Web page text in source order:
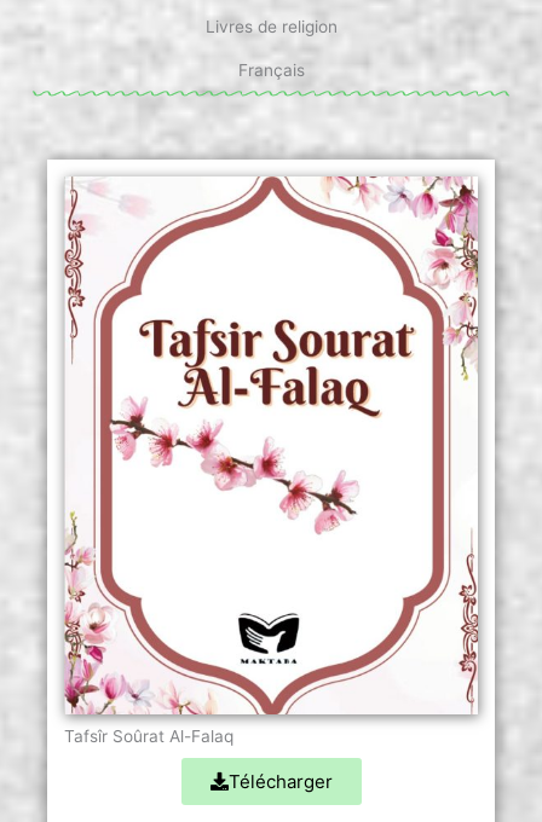
Livres de religion
Français
Tafsîr Soûrat Al-Falaq
Télécharger